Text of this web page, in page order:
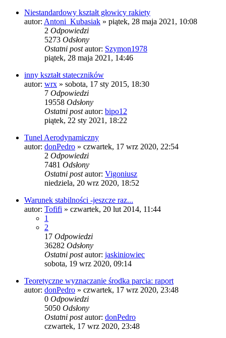
Niestandardowy kształt głowicy rakiety
autor: Antoni_Kubasiak » piątek, 28 maja 2021, 10:08
2 Odpowiedzi
5273 Odsłony
Ostatni postautor: Szymon1978
piątek, 28 maja 2021, 14:46
inny kształt stateczników
autor: wrx » sobota, 17 sty 2015, 18:30
7 Odpowiedzi
19558 Odsłony
Ostatni postautor: bipo12
piątek, 22 sty 2021, 18:22
Tunel Aerodynamiczny
autor: donPedro » czwartek, 17 wrz 2020, 22:54
2 Odpowiedzi
7481 Odsłony
Ostatni postautor: Vigoniusz
niedziela, 20 wrz 2020, 18:52
Warunek stabilności -jeszcze raz...
autor: Tofifi » czwartek, 20 lut 2014, 11:44
1
2
17 Odpowiedzi
36282 Odsłony
Ostatni postautor: jaskiniowiec
sobota, 19 wrz 2020, 09:14
Teoretyczne wyznaczanie środka parcia: raport
autor: donPedro » czwartek, 17 wrz 2020, 23:48
0 Odpowiedzi
5050 Odsłony
Ostatni postautor: donPedro
czwartek, 17 wrz 2020, 23:48